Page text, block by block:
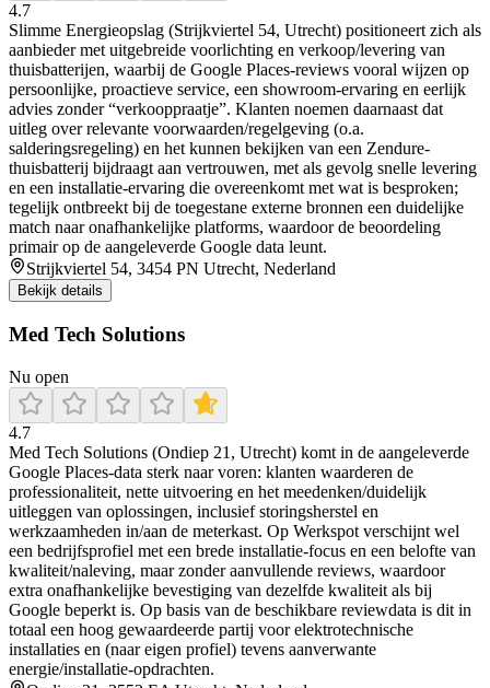
4.7
Slimme Energieopslag (Strijkviertel 54, Utrecht) positioneert zich als
aanbieder met uitgebreide voorlichting en verkoop/levering van
thuisbatterijen, waarbij de Google Places-reviews vooral wijzen op
persoonlijke, proactieve service, een showroom-ervaring en eerlijk
advies zonder “verkooppraatje”. Klanten noemen daarnaast dat
uitleg over relevante voorwaarden/regelgeving (o.a.
salderingsregeling) en het kunnen bekijken van een Zendure-
thuisbatterij bijdraagt aan vertrouwen, met als gevolg snelle levering
en een installatie-ervaring die overeenkomt met wat is besproken;
tegelijk ontbreekt bij de toegestane externe bronnen een duidelijke
match naar onafhankelijke platforms, waardoor de beoordeling
primair op de aangeleverde Google data leunt.
Strijkviertel 54, 3454 PN Utrecht, Nederland
Bekijk details
Med Tech Solutions
Nu open
4.7
Med Tech Solutions (Ondiep 21, Utrecht) komt in de aangeleverde
Google Places-data sterk naar voren: klanten waarderen de
professionaliteit, nette uitvoering en het meedenken/duidelijk
uitleggen van oplossingen, inclusief storingsherstel en
werkzaamheden in/aan de meterkast. Op Werkspot verschijnt wel
een bedrijfsprofiel met een brede installatie-focus en een belofte van
kwaliteit/naleving, maar zonder aanvullende reviews, waardoor
extra onafhankelijke bevestiging van dezelfde kwaliteit als bij
Google beperkt is. Op basis van de beschikbare reviewdata is dit in
totaal een hoog gewaardeerde partij voor elektrotechnische
installaties en (naar eigen profiel) tevens aanverwante
energie/installatie-opdrachten.